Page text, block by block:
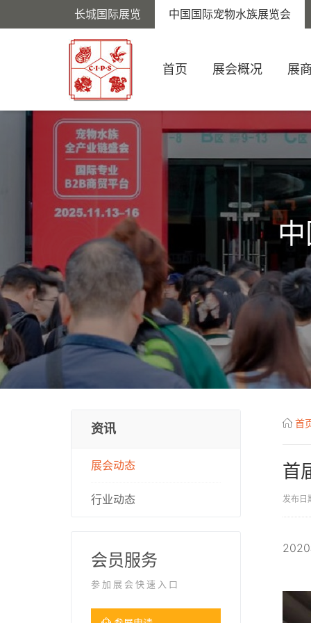
长城国际展览 中国国际宠物水族展览会
首页 展会概况 展
首
首
发布日
2020
资讯
展会动态
行业动态
会员服务
参加展会快速入口